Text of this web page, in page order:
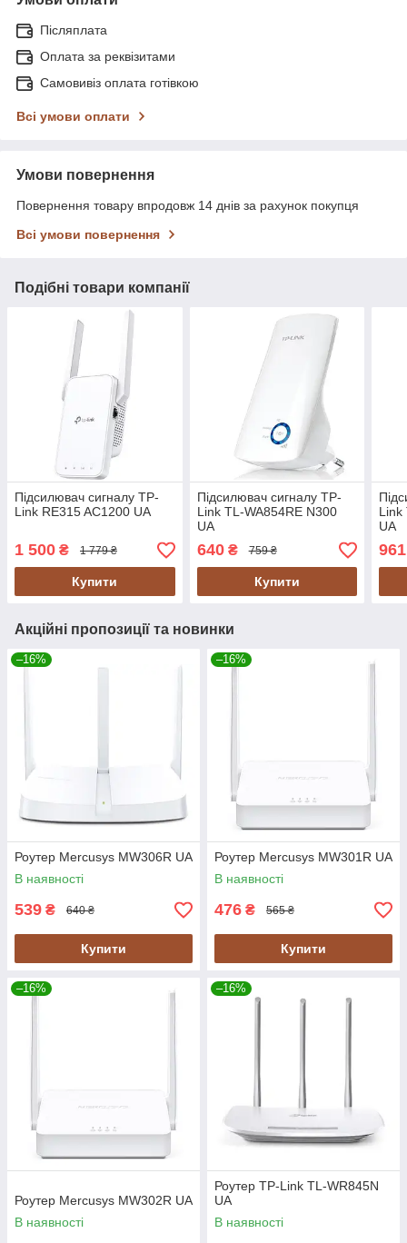
Післяплата
Оплата за реквізитами
Самовивіз оплата готівкою
Всі умови оплати
Умови повернення
Повернення товару впродовж 14 днів за рахунок покупця
Всі умови повернення
Подібні товари компанії
Підсилювач сигналу TP-
Link RE315 AC1200 UA
1 500 ₴ 1 779 ₴
Купити
Підсилювач сигналу TP-
Link TL-WA854RE N300
UA
640₴ 759 ₴
Купити
Link
UA
961
Акційні пропозиції та новинки
–16%
Роутер Mercusys MW306R UA
В наявності
539 ₴ 640 ₴
Купити
–16%
Роутер Mercusys MW301R UA
В наявності
476 ₴ 565 ₴
Купити
–16%
Роутер Mercusys MW302R UA
В наявності
–16%
Роутер TP-Link TL-WR845N
UA
В наявності